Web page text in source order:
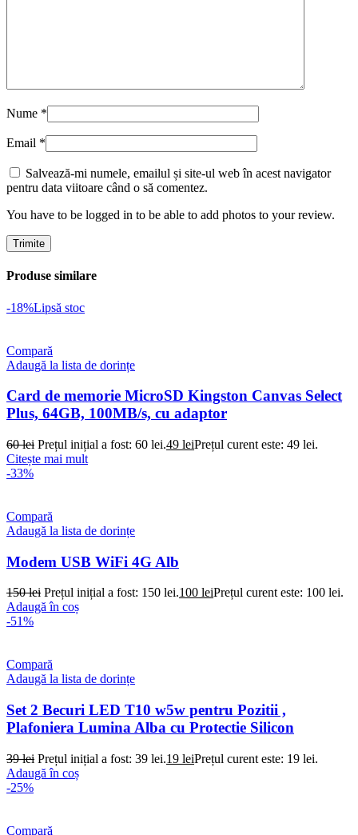
Nume *
Email *
Salvează-mi numele, emailul și site-ul web în acest navigator
pentru data viitoare când o să comentez.
You have to be logged in to be able to add photos to your review.
Produse similare
-18%Lipsă stoc
Compară
Adaugă la lista de dorințe
Card de memorie MicroSD Kingston Canvas Select
Plus, 64GB, 100MB/s, cu adaptor
60lei Prețul inițial a fost: 60 lei.49 leiPrețul curent este: 49 lei.
Citește mai mult
-33%
Compară
Adaugă la lista de dorințe
Modem USB WiFi 4G Alb
150lei Prețul inițial a fost: 150 lei.100 leiPrețul curent este: 100 lei.
Adaugă în coș
-51%
Compară
Adaugă la lista de dorințe
Set 2 Becuri LED T10 w5w pentru Pozitii ,
Plafoniera Lumina Alba cu Protectie Silicon
39lei Prețul inițial a fost: 39 lei.19 leiPrețul curent este: 19 lei.
Adaugă în coș
-25%
Compară